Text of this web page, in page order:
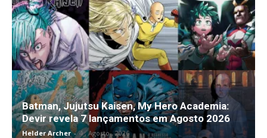
Batman, Jujutsu Kaisen, My Hero Academia:
Devir revela 7 lançamentos em Agosto 2026
Helder Archer - 4 , Agosto , 2026